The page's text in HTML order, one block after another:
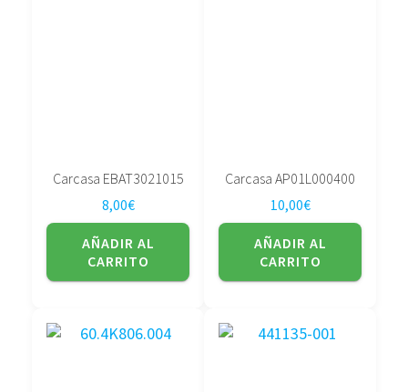
Carcasa EBAT3021015
8,00€
AÑADIR AL
CARRITO
Carcasa AP01L000400
10,00€
AÑADIR AL
CARRITO